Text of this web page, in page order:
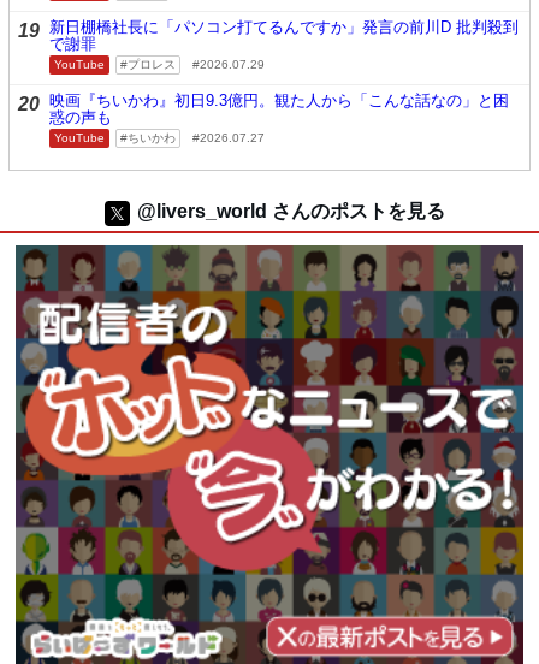
19 新日棚橋社長に「パソコン打てるんですか」発言の前川D 批判殺到
で謝罪
YouTube プロレス 2026.07.29
20 映画『ちいかわ』初日9.3億円。観た人から「こんな話なの」と困
惑の声も
YouTube ちいかわ 2026.07.27
@livers_world さんのポストを見る